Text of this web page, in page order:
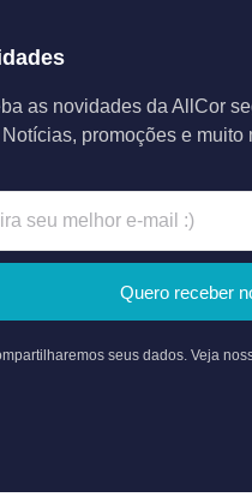
as novidades da AllCor
promoções e muito
Quero receber
seus dados. Veja